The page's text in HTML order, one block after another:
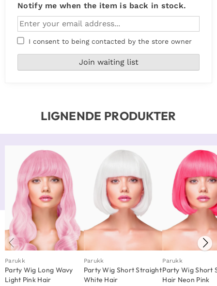
Notify me when the item is back in stock.
I consent to being contacted by the store owner
LIGNENDE PRODUKTER
Parukk
Party Wig Long Wavy
Light Pink Hair
Parukk
Party Wig Short Straight
White Hair
Parukk
Party Wig Short
Hair Neon Pink